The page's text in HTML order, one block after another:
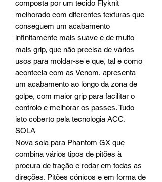
composta por um tecido Flyknit
melhorado com diferentes texturas que
conseguem um acabamento
infinitamente mais suave e de muito
mais grip, que não precisa de vários
usos para moldar-se e que, tal e como
acontecia com as Venom, apresenta
um acabamento ao longo da zona de
golpe, com maior grip para facilitar o
controlo e melhorar os passes. Tudo
isto coberto pela tecnologia ACC.
SOLA
Nova sola para Phantom GX que
combina vários tipos de pitões à
procura de tração e rodar em todas as
direções. Pitões cónicos e em forma de